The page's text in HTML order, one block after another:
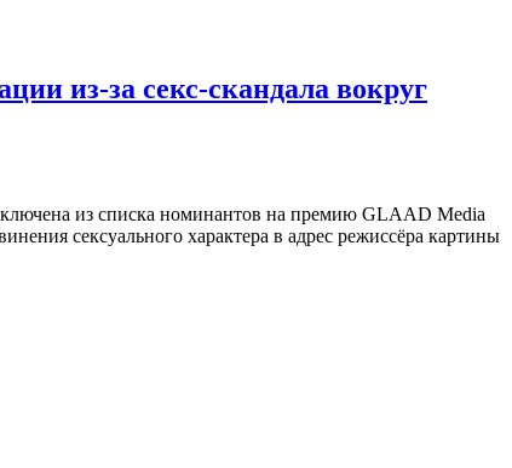
из-за секс-скандала вокруг
из списка номинантов на премию GLAAD Media
сексуального характера в адрес режиссёра картины